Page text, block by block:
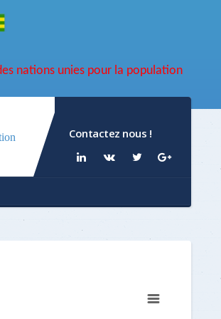
DE FEVRIER 2025 DISPONIBLES
nations unies pour la population
Contactez nous !